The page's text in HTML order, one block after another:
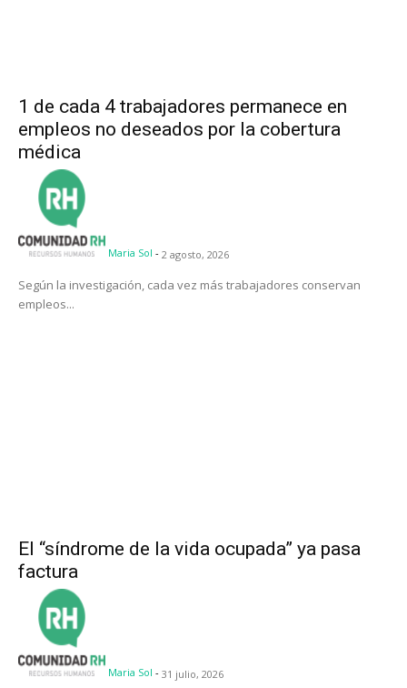
1 de cada 4 trabajadores permanece en
empleos no deseados por la cobertura
médica
Maria Sol - 2 agosto, 2026
Según la investigación, cada vez más trabajadores conservan
empleos...
El “síndrome de la vida ocupada” ya pasa
factura
Maria Sol - 31 julio, 2026